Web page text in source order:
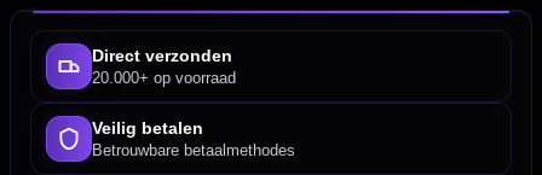
Direct verzonden
20.000+ op voorraad
Veilig betalen
Betrouwbare betaalmethodes